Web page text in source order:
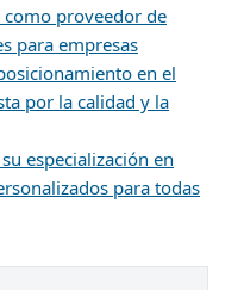
proveedor de
para empresas
en el
por la calidad y la
especialización en
para todas